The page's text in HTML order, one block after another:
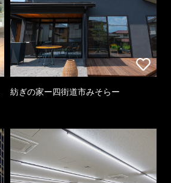
紡ぎの家ー四街道市みそらー